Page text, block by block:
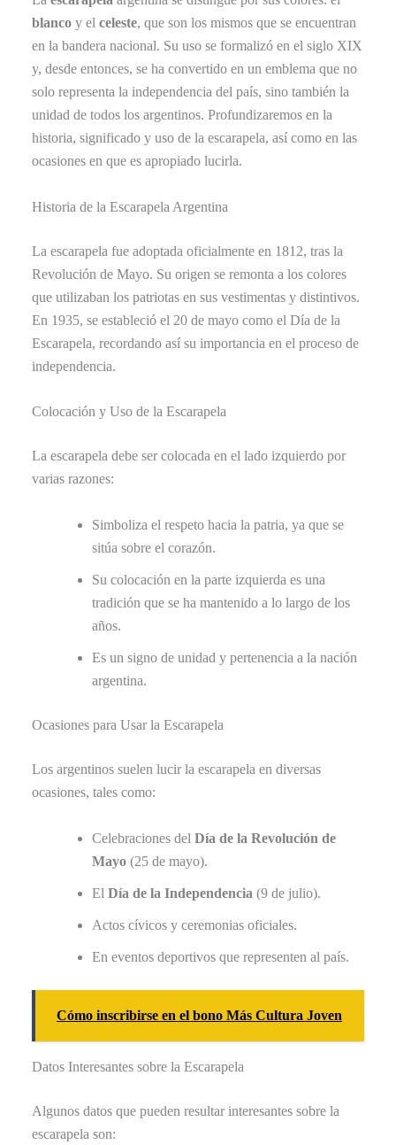
blanco y el celeste, que son los mismos que se encuentran
en la bandera nacional. Su uso se formalizó en el siglo XIX
y, desde entonces, se ha convertido en un emblema que no
solo representa la independencia del país, sino también la
unidad de todos los argentinos. Profundizaremos en la
historia, significado y uso de la escarapela, así como en las
ocasiones en que es apropiado lucirla.
Historia de la Escarapela Argentina
La escarapela fue adoptada oficialmente en 1812, tras la
Revolución de Mayo. Su origen se remonta a los colores
que utilizaban los patriotas en sus vestimentas y distintivos.
En 1935, se estableció el 20 de mayo como el Día de la
Escarapela, recordando así su importancia en el proceso de
independencia.
Colocación y Uso de la Escarapela
La escarapela debe ser colocada en el lado izquierdo por
varias razones:
Simboliza el respeto hacia la patria, ya que se
sitúa sobre el corazón.
Su colocación en la parte izquierda es una
tradición que se ha mantenido a lo largo de los
años.
Es un signo de unidad y pertenencia a la nación
argentina.
Ocasiones para Usar la Escarapela
Los argentinos suelen lucir la escarapela en diversas
ocasiones, tales como:
Celebraciones del Día de la Revolución de
Mayo (25 de mayo).
El Día de la Independencia (9 de julio).
Actos cívicos y ceremonias oficiales.
En eventos deportivos que representen al país.
Cómo inscribirse en el bono Más Cultura Joven
Datos Interesantes sobre la Escarapela
Algunos datos que pueden resultar interesantes sobre la
escarapela son: